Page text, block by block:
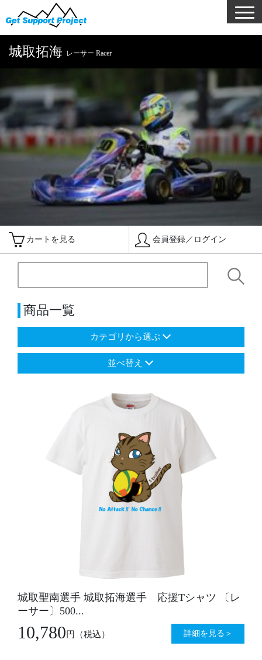
城取拓海 レーサー Racer
カートを見る 会員登録／ログイン
商品一覧
カテゴリから選ぶ
並べ替え
城取聖南選手 城取拓海選手 応援Tシャツ 〔レ
ーサー〕500...
10,780円 （税込） 詳細を見る＞